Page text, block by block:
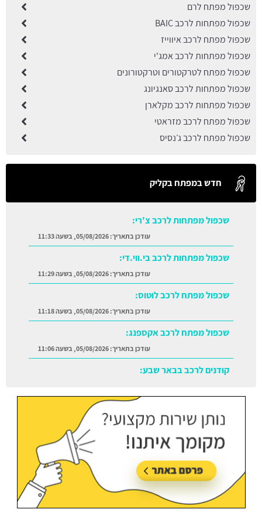
שכפול מפתח לרם
שכפול מפתחות לרכב BAIC
שכפול מפתח לרכב איווייז
שכפול מפתחות לרכב אמג'י
שכפול מפתח לטרקטורים וטרקטורונים
שכפול מפתחות לרכב סאנגיונג
שכפול מפתחות לרכב מקלארן
שכפול מפתח לרכב מזראטי
שכפול מפתח לרכב ג׳נסיס
חדש במפתח בקליק
שכפול מפתחות לרכב צ'רי:
עודכן בתאריך:05/08/2026, בשעה 11:33
שכפול מפתחות לרכב בי.ווי.די:
עודכן בתאריך:05/08/2026, בשעה 11:29
שכפול מפתח לרכב לוטוס:
עודכן בתאריך:05/08/2026, בשעה 11:18
שכפול מפתח לרכב אקספנג:
עודכן בתאריך:05/08/2026, בשעה 11:06
קודנים לרכב בבאר שבע: